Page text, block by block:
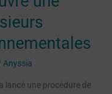
Anyssia
lancé une procédure de